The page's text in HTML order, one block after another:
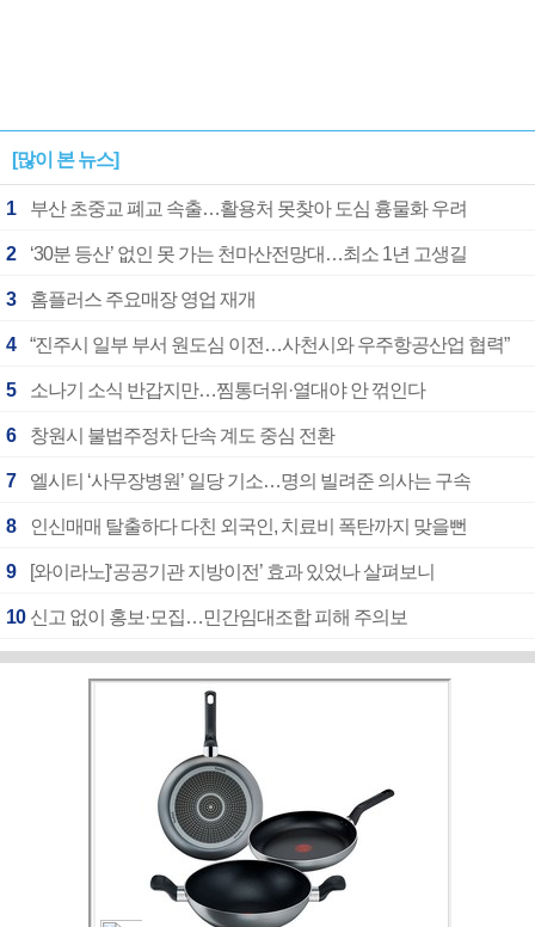
[많이 본 뉴스]
1 부산 초중교 폐교 속출…활용처 못찾아 도심 흉물화 우려
2 ‘30분 등산’ 없인 못 가는 천마산전망대…최소 1년 고생길
3 홈플러스 주요매장 영업 재개
4 “진주시 일부 부서 원도심 이전…사천시와 우주항공산업 협력”
5 소나기 소식 반갑지만…찜통더위·열대야 안 꺾인다
6 창원시 불법주정차 단속 계도 중심 전환
7 엘시티 ‘사무장병원’ 일당 기소…명의 빌려준 의사는 구속
8 인신매매 탈출하다 다친 외국인, 치료비 폭탄까지 맞을뻔
9 [와이라노]‘공공기관 지방이전’ 효과 있었나 살펴보니
10 신고 없이 홍보·모집…민간임대조합 피해 주의보